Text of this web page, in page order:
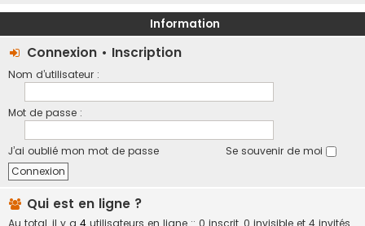
Information
Connexion • Inscription
Nom d’utilisateur :
Mot de passe :
J’ai oublié mon mot de passe Se souvenir de moi
Qui est en ligne ?
Au total, il y a 4 utilisateurs en ligne :: 0 inscrit, 0 invisible et 4 invités